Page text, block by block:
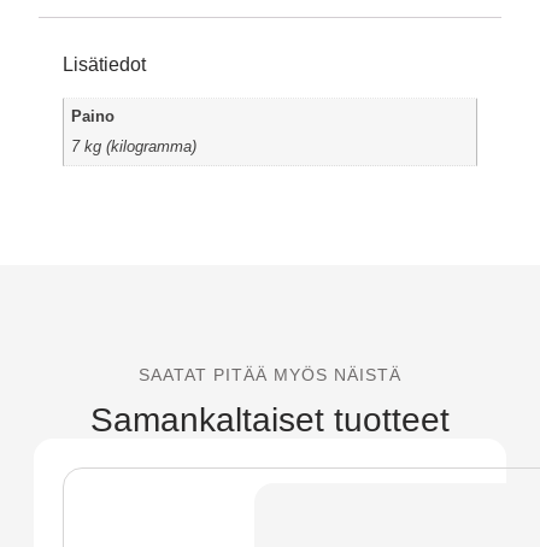
Lisätiedot
Paino
7 kg (kilogramma)
SAATAT PITÄÄ MYÖS NÄISTÄ
Samankaltaiset tuotteet